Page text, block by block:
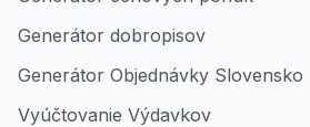
Generátor dobropisov
Generátor Objednávky Slovensko
Vyúčtovanie Výdavkov